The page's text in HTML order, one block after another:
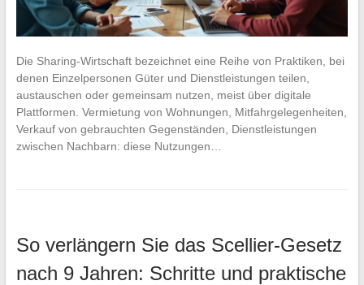
Die Sharing-Wirtschaft bezeichnet eine Reihe von Praktiken, bei
denen Einzelpersonen Güter und Dienstleistungen teilen,
austauschen oder gemeinsam nutzen, meist über digitale
Plattformen. Vermietung von Wohnungen, Mitfahrgelegenheiten,
Verkauf von gebrauchten Gegenständen, Dienstleistungen
zwischen Nachbarn: diese Nutzungen…
So verlängern Sie das Scellier-Gesetz
nach 9 Jahren: Schritte und praktische